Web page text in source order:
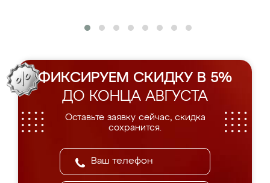
ФИКСИРУЕМ СКИДКУ В 5%
ДО КОНЦА АВГУСТА
Оставьте заявку сейчас, скидка
сохранится.